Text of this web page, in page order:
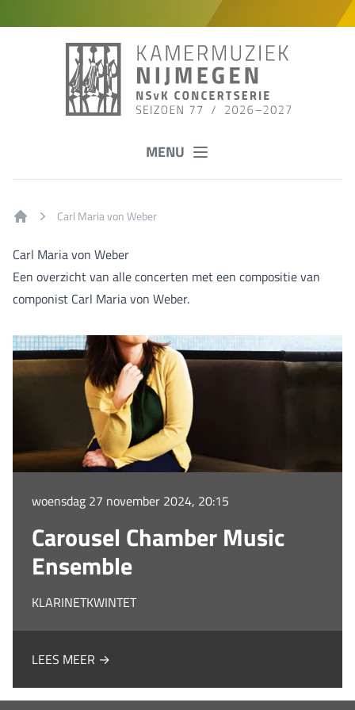
MENU
Carl Maria von Weber
Carl Maria von Weber
Een overzicht van alle concerten met een compositie van
componist Carl Maria von Weber.
woensdag 27 november 2024, 20:15
Carousel Chamber Music
Ensemble
KLARINETKWINTET
LEES MEER →